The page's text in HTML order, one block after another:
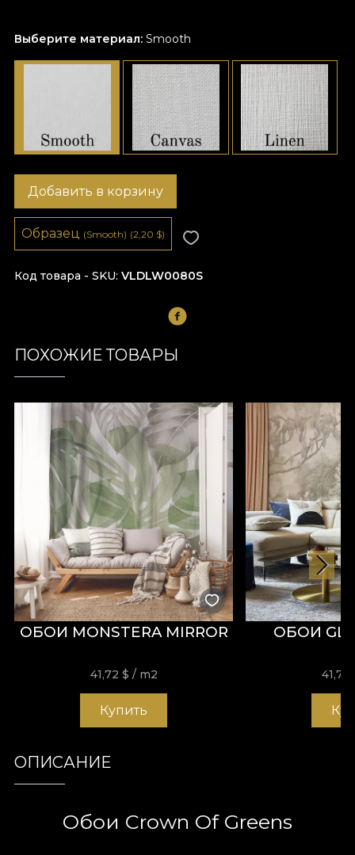
Выберите материал: Smooth
Код товара - SKU VLDLW0080S
Добавить в корзину
Образец (Smooth) (2,20 $)
ПОХОЖИЕ ТОВАРЫ
ОБОИ MONSTERA MIRROR
41,72 $ / m2
Купить
ОБОИ
41,72
ОПИСАНИЕ
Обои Crown Of Greens